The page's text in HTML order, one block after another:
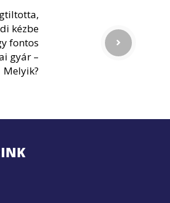
kézbe
fontos
gyár –
Melyik?